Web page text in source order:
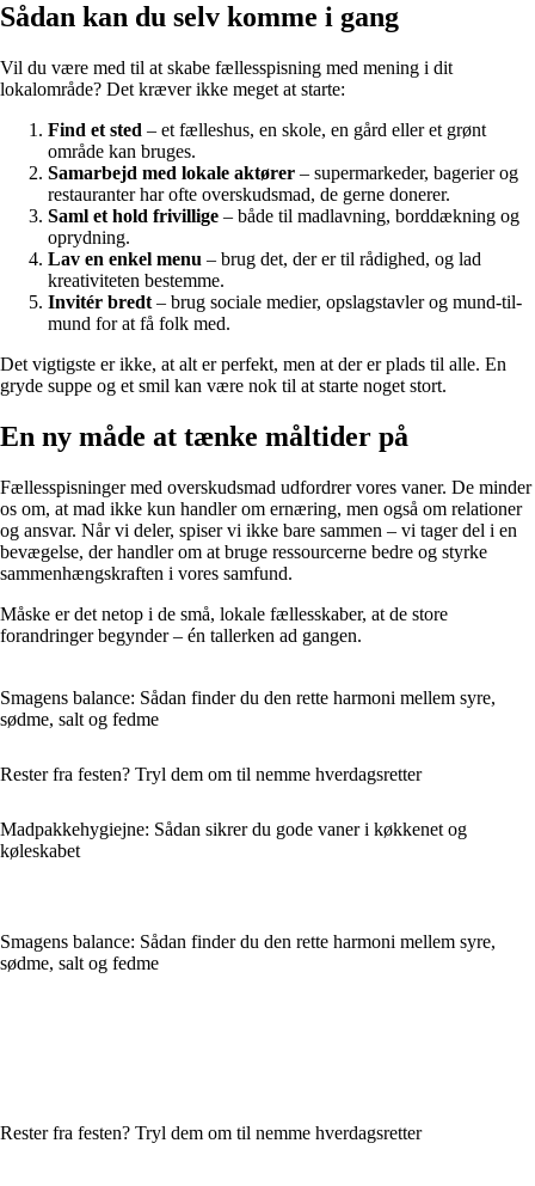
Sådan kan du selv komme i gang
Vil du være med til at skabe fællesspisning med mening i dit
lokalområde? Det kræver ikke meget at starte:
Find et sted – et fælleshus, en skole, en gård eller et grønt
område kan bruges.
Samarbejd med lokale aktører – supermarkeder, bagerier og
restauranter har ofte overskudsmad, de gerne donerer.
Saml et hold frivillige – både til madlavning, borddækning og
oprydning.
Lav en enkel menu – brug det, der er til rådighed, og lad
kreativiteten bestemme.
Invitér bredt – brug sociale medier, opslagstavler og mund-til-
mund for at få folk med.
Det vigtigste er ikke, at alt er perfekt, men at der er plads til alle. En
gryde suppe og et smil kan være nok til at starte noget stort.
En ny måde at tænke måltider på
Fællesspisninger med overskudsmad udfordrer vores vaner. De minder
os om, at mad ikke kun handler om ernæring, men også om relationer
og ansvar. Når vi deler, spiser vi ikke bare sammen – vi tager del i en
bevægelse, der handler om at bruge ressourcerne bedre og styrke
sammenhængskraften i vores samfund.
Måske er det netop i de små, lokale fællesskaber, at de store
forandringer begynder – én tallerken ad gangen.
Smagens balance: Sådan finder du den rette harmoni mellem syre,
sødme, salt og fedme
Rester fra festen? Tryl dem om til nemme hverdagsretter
Madpakkehygiejne: Sådan sikrer du gode vaner i køkkenet og
køleskabet
Smagens balance: Sådan finder du den rette harmoni mellem syre,
sødme, salt og fedme
Rester fra festen? Tryl dem om til nemme hverdagsretter